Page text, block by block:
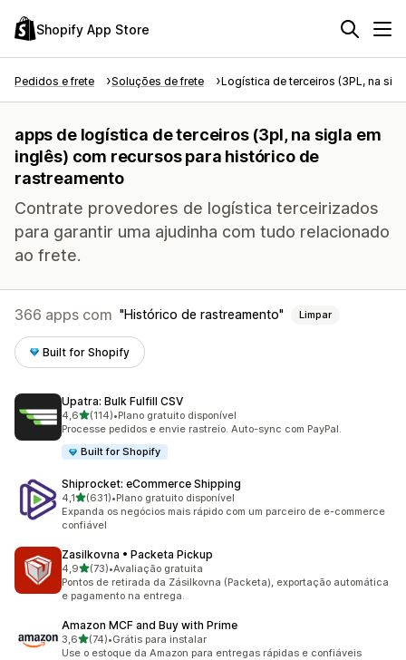
Shopify App Store
Pedidos e frete Soluções de frete Logística de terceiros (3PL, na
apps de logística de terceiros (3pl, na sigla em
inglês) com recursos para histórico de
rastreamento
Contrate provedores de logística terceirizados
para garantir uma ajudinha com tudo relacionado
ao frete.
366 apps com Histórico de rastreamento Limpar
Built for Shopify
Upatra: Bulk Fulfill CSV
4,6de 5 estrelas
(114)
114 avaliações ao todo
•Plano gratuito disponível
Processe pedidos e envie rastreio. Auto-sync com PayPal.
Built for Shopify
Shiprocket: eCommerce Shipping
4,1de 5 estrelas
(631)
631 avaliações ao todo
•Plano gratuito disponível
Expanda os negócios mais rápido com um parceiro de e-commerce
confiável
Zasilkovna • Packeta Pickup
4,9de 5 estrelas
(73)
73 avaliações ao todo
•Avaliação gratuita
Pontos de retirada da Zásilkovna (Packeta), exportação automática
e pagamento na entrega.
Amazon MCF and Buy with Prime
3,6de 5 estrelas
(74)
74 avaliações ao todo
•Grátis para instalar
Use o estoque da Amazon para entregas rápidas e confiáveis